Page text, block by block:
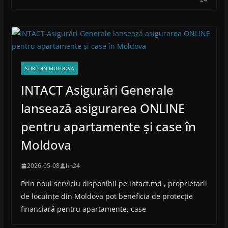
ȘTIRI DIN MOLDOVA
INTACT Asigurări Generale
lansează asigurarea ONLINE
pentru apartamente și case în
Moldova
2026-05-08 hn24
Prin noul serviciu disponibil pe intact.md , proprietarii
de locuințe din Moldova pot beneficia de protecție
financiară pentru apartamente, case